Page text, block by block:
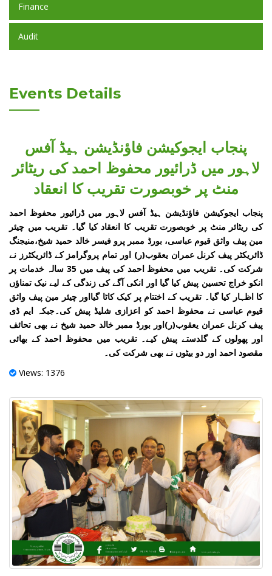
Finance
Audit
Events Details
پنجاب ایجوکیشن فاؤنڈیشن ہیڈ آفس
لاہور میں ڈرائیور محفوظ احمد کی ریٹائر
منٹ پر خوبصورت تقریب کا انعقاد
پنجاب ایجوکیشن فاؤنڈیشن ہیڈ آفس لاہور میں ڈرائیور محفوظ احمد
کی ریٹائر منٹ پر خوبصورت تقریب کا انعقاد کیا گیا۔ تقریب میں چیئر
مین پیف واثق قیوم عباسی، بورڈ ممبر پرو فیسر خالد حمید شیخ،منیجنگ
ڈائریکٹر پیف کرنل عمران یعقوب(ر) اور تمام پروگرامز کے ڈائریکٹرز نے
شرکت کی۔ تقریب میں محفوظ احمد کی پیف میں 35 سالہ خدمات پر
انکو خراج تحسین پیش کیا گیا اور انکی آگے کی زندگی کے لیے نیک تمناؤں
کا اظہار کیا گیا۔ تقریب کے اختتام پر کیک کاٹا گیااور چیئر مین پیف واثق
قیوم عباسی نے محفوظ احمد کو اعزازی شلیڈ پیش کی۔جبکہ ایم ڈی
پیف کرنل عمران یعقوب(ر)اور بورڈ ممبر خالد حمید شیخ نے بھی تحائف
اور پھولوں کے گلدستے پیش کیے۔ تقریب میں محفوظ احمد کے بھائی
مقصود احمد اور دو بیٹوں نے بھی شرکت کی۔
Views: 1376